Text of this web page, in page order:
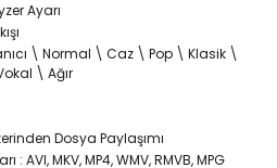
Ayarı
\ Normal \ Caz \ Pop \ Klasik \
\ Ağır
Dosya Paylaşımı
: AVI, MKV, MP4, WMV, RMVB, MPG